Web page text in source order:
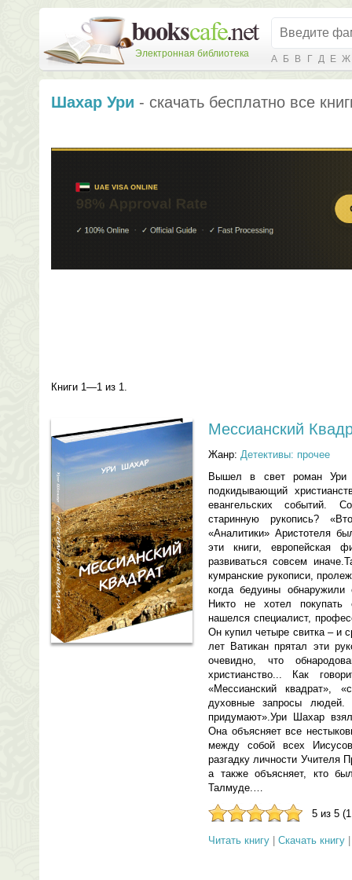
Электронная библиотека А Б В Г Д Е Ж
Шахар Ури - скачать бесплатно все
Книги 1—1 из 1.
Мессианский
Жанр: Детективы: прочее
Вышел в свет роман Ури
подкидывающий
евангельских событий.
старинную рукопись?
«Аналитики» Аристотеля
эти книги, европейская
развиваться совсем
кумранские рукописи,
когда бедуины
Никто не хотел покупать
нашелся специалист,
Он купил четыре свитка – и
лет Ватикан прятал эти
очевидно, что
христианство... Как
«Мессианский квадрат»,
духовные запросы
придумают».Ури Шахар
Она объясняет все
между собой всех
разгадку личности Учителя
а также объясняет, кто
Талмуде.…
5 из 5
Читать книгу Скачать книгу